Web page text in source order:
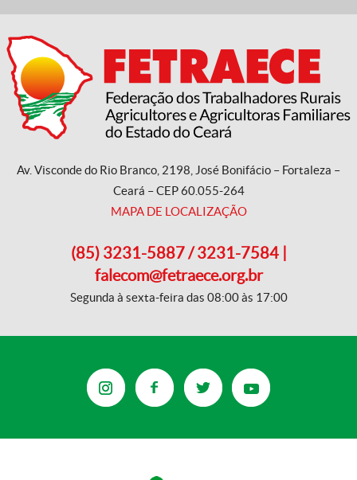
Av. Visconde do Rio Branco, 2198, José Bonifácio – Fortaleza –
Ceará – CEP 60.055-264
MAPA DE LOCALIZAÇÃO
(85) 3231-5887 / 3231-7584 |
falecom@fetraece.org.br
Segunda à sexta-feira das 08:00 às 17:00